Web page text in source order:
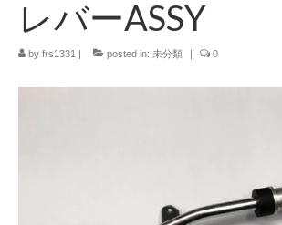
レバーASSY
by frs1331 posted in: 未分類 0